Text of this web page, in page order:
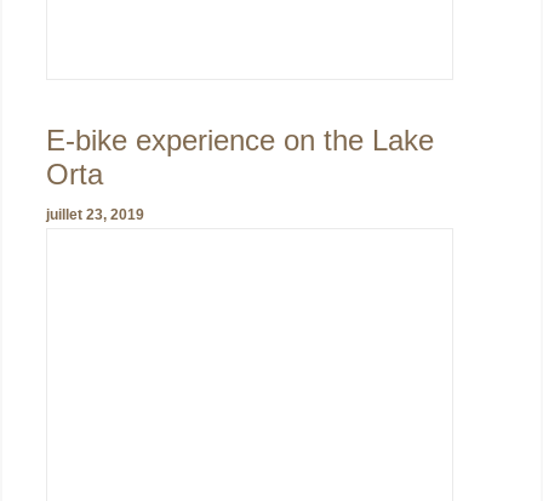
E-bike experience on the Lake
Orta
juillet 23, 2019